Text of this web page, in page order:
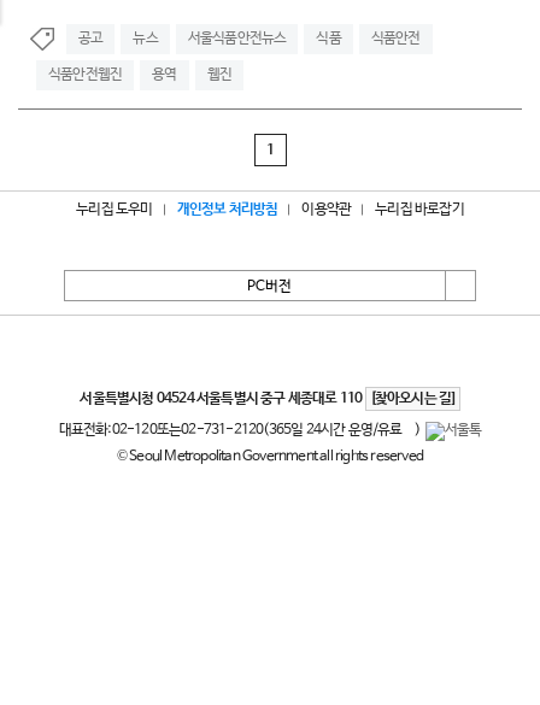
공고 뉴스 서울식품안전뉴스 식품 식품안전
식품안전웹진 용역 웹진
1
누리집 도우미 개인정보 처리방침 이용약관 누리집 바로잡기
PC버전
서울특별시청 04524 서울특별시 중구 세종대로 110
[찾아오시는 길]
대표전화:02-120또는02-731-2120(365일 24시간 운영/유료
)
© Seoul Metropolitan Government all rights reserved